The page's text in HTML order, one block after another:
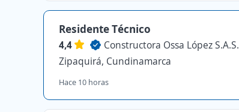
Residente Técnico
4,4
Constructora Ossa López S.A.S.
Zipaquirá, Cundinamarca
Hace 10 horas